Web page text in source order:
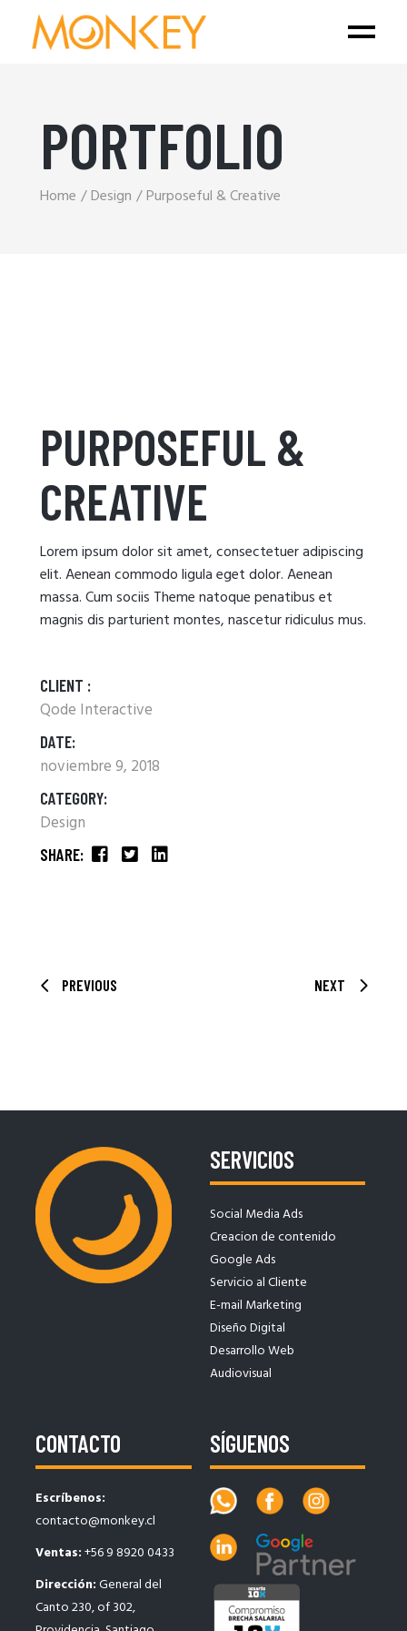
PORTFOLIO
Home Design Purposeful & Creative
PURPOSEFUL &
CREATIVE
Lorem ipsum dolor sit amet, consectetuer adipiscing
elit. Aenean commodo ligula eget dolor. Aenean
massa. Cum sociis Theme natoque penatibus et
magnis dis parturient montes, nascetur ridiculus mus.
CLIENT :
Qode Interactive
DATE:
noviembre 9, 2018
CATEGORY:
Design
SHARE:
PREVIOUS NEXT
SERVICIOS
Social Media Ads
Creacion de contenido
Google Ads
Servicio al Cliente
E-mail Marketing
Diseño Digital
Desarrollo Web
Audiovisual
CONTACTO
Escríbenos:
contacto@monkey.cl
Ventas:+56 9 8920 0433
Dirección:General del
Canto 230, of 302,
SÍGUENOS